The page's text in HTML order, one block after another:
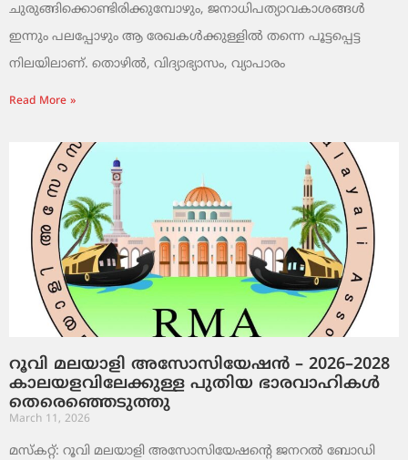
ചുരുങ്ങിക്കൊണ്ടിരിക്കുമ്പോഴും, ജനാധിപത്യാവകാശങ്ങൾ
ഇന്നും പലപ്പോഴും ആ രേഖകൾക്കുള്ളിൽ തന്നെ പൂട്ടപ്പെട്ട
നിലയിലാണ്. തൊഴിൽ, വിദ്യാഭ്യാസം, വ്യാപാരം
Read More »
റൂവി മലയാളി അസോസിയേഷൻ – 2026–2028
കാലയളവിലേക്കുള്ള പുതിയ ഭാരവാഹികൾ
തെരെഞ്ഞെടുത്തു
March 11, 2026
മസ്കറ്റ്: റൂവി മലയാളി അസോസിയേഷന്റെ ജനറൽ ബോഡി